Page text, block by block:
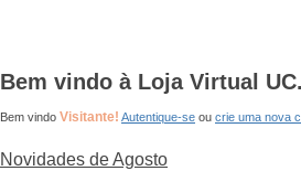
Bem vindo à Loja Virtual
Bem vindo Visitante! Autentique-se ou crie uma nova
Novidades de Agosto